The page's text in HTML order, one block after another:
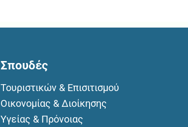
Σπουδές
Τουριστικών & Επισιτισμού
Οικονομίας & Διοίκησης
Υγείας & Πρόνοιας